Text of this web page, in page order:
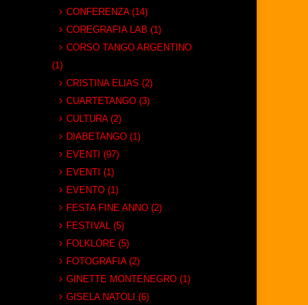
CONFERENZA (14)
COREGRAFIA LAB (1)
CORSO TANGO ARGENTINO
(1)
CRISTINA ELIAS (2)
CUARTETANGO (3)
CULTURA (2)
DIABETANGO (1)
EVENTI (97)
EVENTI (1)
EVENTO (1)
FESTA FINE ANNO (2)
FESTIVAL (5)
FOLKLORE (5)
FOTOGRAFIA (2)
GINETTE MONTENEGRO (1)
GISELA NATOLI (6)